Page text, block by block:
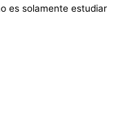
es solamente estudiar